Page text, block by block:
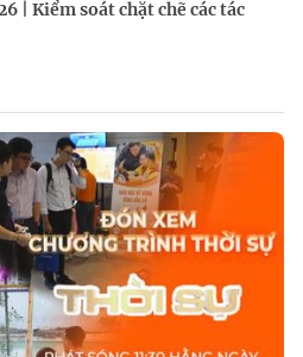
| Kiểm soát chặt chẽ các tác